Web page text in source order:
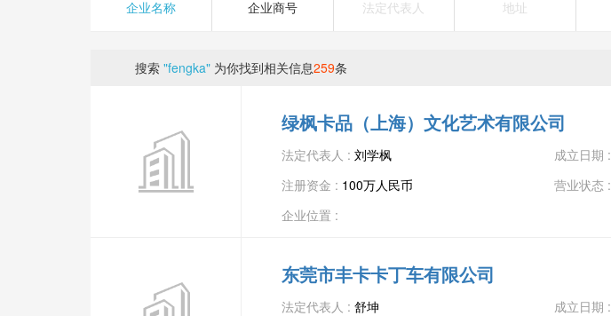
企业名称 企业商号 法定代表人 地址
搜索 "fengka" 为你找到相关信息259条
绿枫卡品（上海）文化艺术有限公司
法定代表人 : 刘学枫 成立日期 :
注册资金 : 100万人民币 营业状态 :
企业位置 :
东莞市丰卡卡丁车有限公司
法定代表人 : 舒坤 成立日期 :